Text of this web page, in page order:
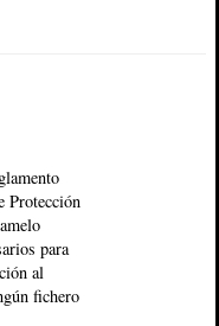
Protección
para
al
fichero